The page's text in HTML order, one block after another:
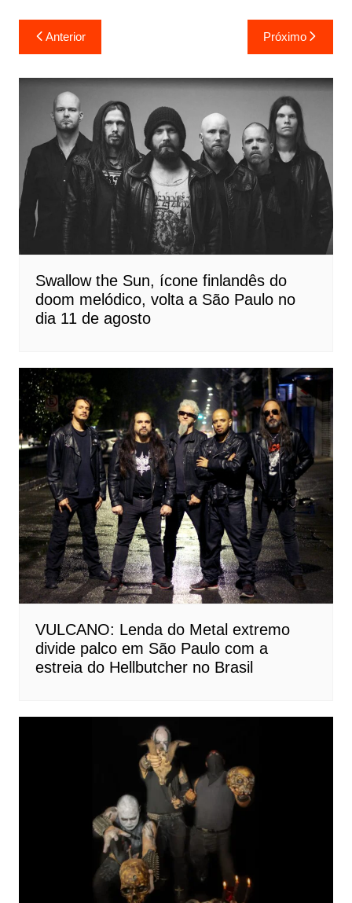
Navegação
de
Post
Anterior Próximo
Swallow the Sun, ícone finlandês do
doom melódico, volta a São Paulo no
dia 11 de agosto
VULCANO: Lenda do Metal extremo
divide palco em São Paulo com a
estreia do Hellbutcher no Brasil